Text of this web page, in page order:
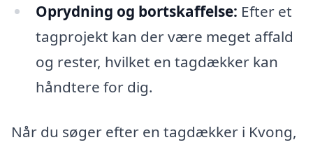
Oprydning og bortskaffelse: Efter et
tagprojekt kan der være meget affald
og rester, hvilket en tagdækker kan
håndtere for dig.
Når du søger efter en tagdækker i Kvong,